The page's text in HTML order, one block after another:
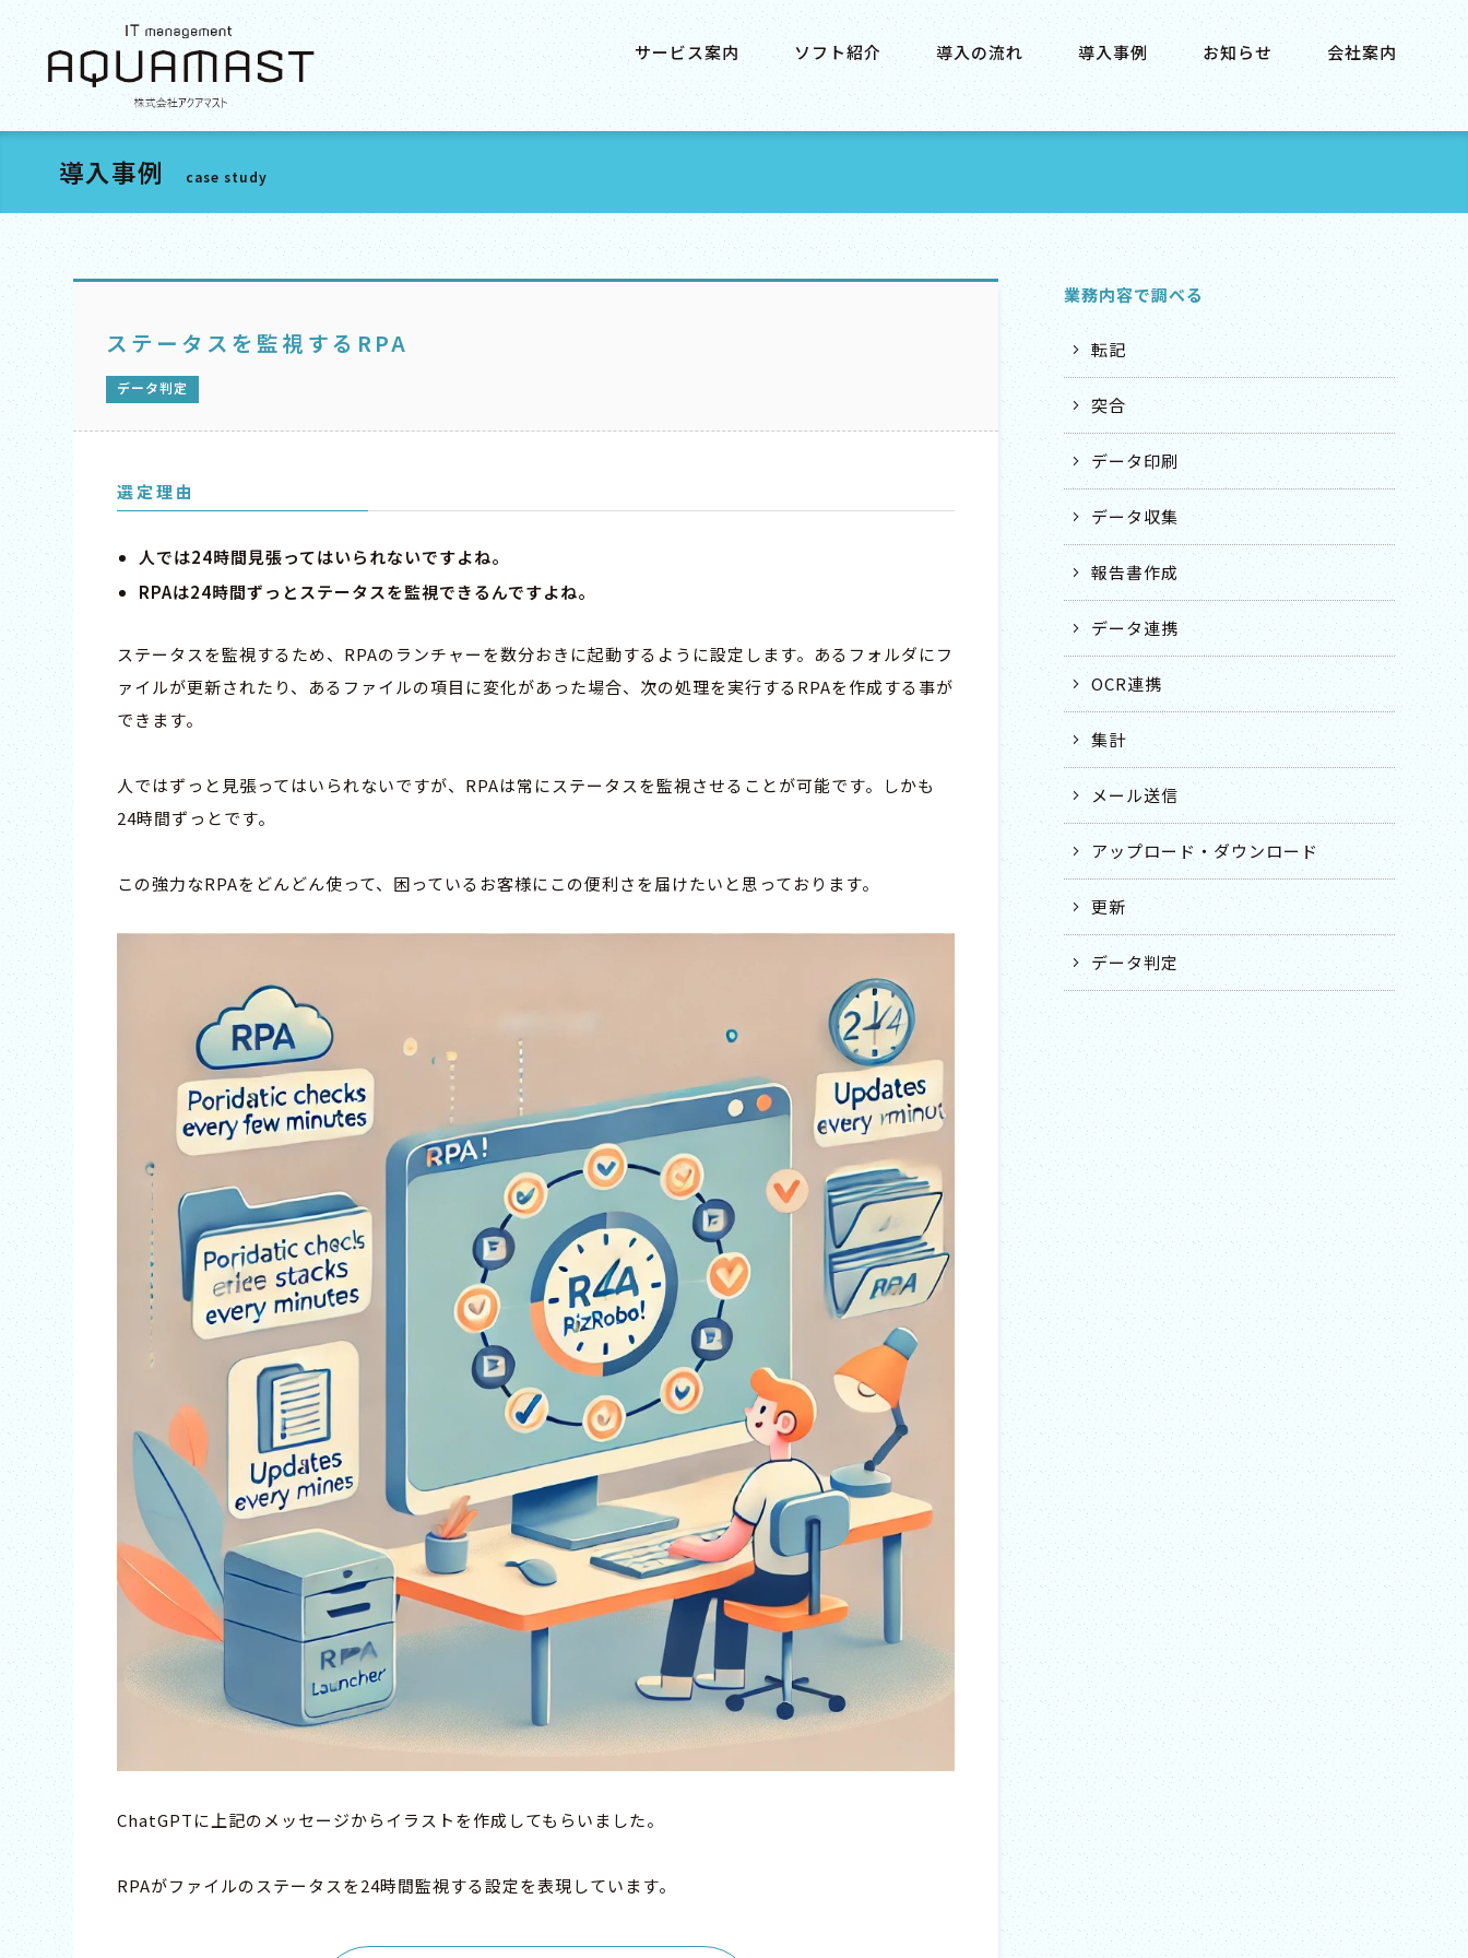
サービス案内 ソフト紹介 導入の流れ 導入事例 お知らせ 会社案内
導入事例 case study
ステータスを監視するRPA
データ判定
選定理由
人では24時間見張ってはいられないですよね。
RPAは24時間ずっとステータスを監視できるんですよね。
ステータスを監視するため、RPAのランチャーを数分おきに起動するように設定します。あるフォルダにフ
ァイルが更新されたり、あるファイルの項目に変化があった場合、次の処理を実行するRPAを作成する事が
できます。
人ではずっと見張ってはいられないですが、RPAは常にステータスを監視させることが可能です。しかも
24時間ずっとです。
この強力なRPAをどんどん使って、困っているお客様にこの便利さを届けたいと思っております。
ChatGPTに上記のメッセージからイラストを作成してもらいました。
RPAがファイルのステータスを24時間監視する設定を表現しています。
業務内容で調べる
転記
突合
データ印刷
データ収集
報告書作成
データ連携
OCR連携
集計
メール送信
アップロード・ダウンロード
更新
データ判定